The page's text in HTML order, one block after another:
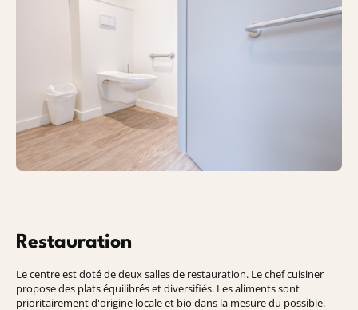
Restauration
Le centre est doté de deux salles de restauration. Le chef cuisiner
propose des plats équilibrés et diversifiés. Les aliments sont
prioritairement d'origine locale et bio dans la mesure du possible.